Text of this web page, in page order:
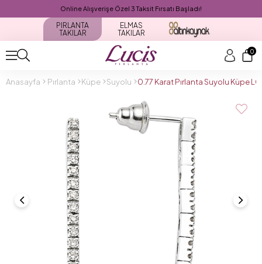
Online Alışverişe Özel 3 Taksit Fırsatı Başladı!
PIRLANTA
TAKILAR
ELMAS
TAKILAR
0
Anasayfa Pırlanta Küpe Suyolu 0.77 Karat Pırlanta Suyolu Küpe